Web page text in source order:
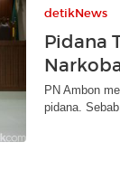
detikNews
Pidana
PN Ambon
pidana.